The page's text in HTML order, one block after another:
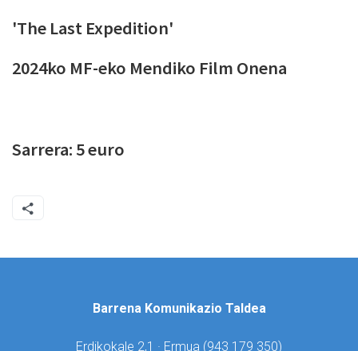
'The Last Expedition'
2024ko MF-eko Mendiko Film Onena
Sarrera: 5 euro
Barrena Komunikazio Taldea
Erdikokale 2,1 · Ermua (943 179 350)